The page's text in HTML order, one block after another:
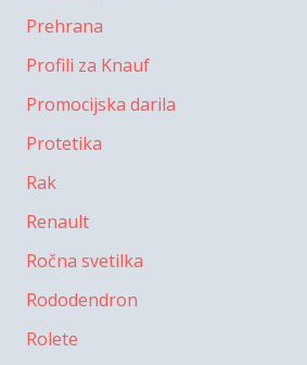
Prehrana
Profili za Knauf
Promocijska darila
Protetika
Rak
Renault
Ročna svetilka
Rododendron
Rolete